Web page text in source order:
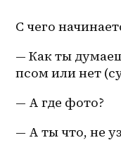
С чего
— Как ты
псом или нет
— А где фото?
— А ты что, не